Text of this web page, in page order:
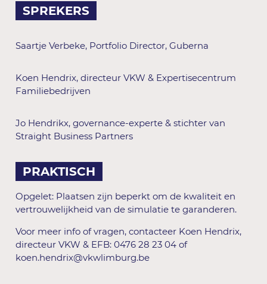
SPREKERS
Saartje Verbeke, Portfolio Director, Guberna
Koen Hendrix, directeur VKW & Expertisecentrum
Familiebedrijven
Jo Hendrikx, governance-experte & stichter van
Straight Business Partners
PRAKTISCH
Opgelet: Plaatsen zijn beperkt om de kwaliteit en
vertrouwelijkheid van de simulatie te garanderen.
Voor meer info of vragen, contacteer Koen Hendrix,
directeur VKW & EFB: 0476 28 23 04 of
koen.hendrix@vkwlimburg.be